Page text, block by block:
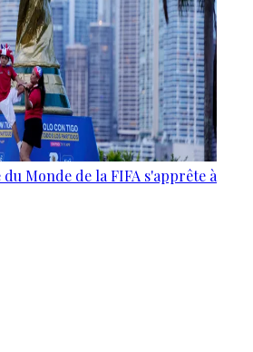
Monde de la FIFA s'apprête à